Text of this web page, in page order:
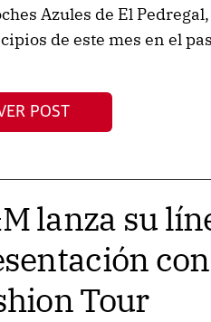
Azules de El
de este mes en el
POST
lanza su
Tour